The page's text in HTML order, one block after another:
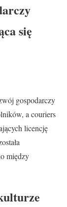
się
gospodarczy
a couriers
licencję
między